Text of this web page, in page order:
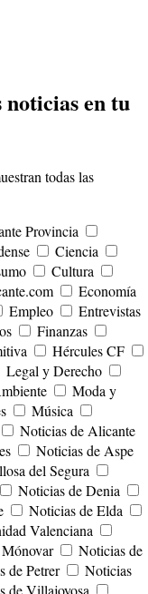
en tu
todas las
Provincia
Ciencia
Cultura
Economía
Empleo
Entrevistas
Finanzas
Hércules CF
Legal y Derecho
Moda y
Música
Noticias de Alicante
Noticias de Aspe
del Segura
Noticias de Denia
Noticias de Elda
Valenciana
Noticias de
de Petrer
Noticias